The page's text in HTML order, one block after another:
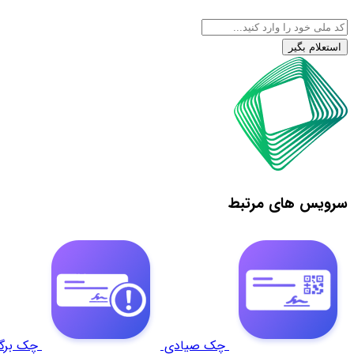
استعلام بگیر
سرویس های مرتبط
چک صیادی چک